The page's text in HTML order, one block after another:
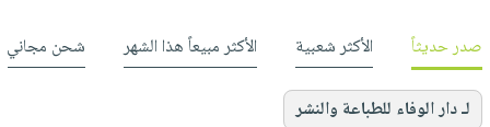
صدر حديثاً الأكثر شعبية الأكثر مبيعاً هذا الشهر شحن مجاني
لـ دار الوفاء للطباعة والنشر